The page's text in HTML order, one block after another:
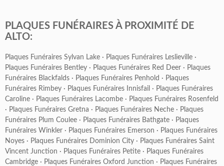
PLAQUES FUNÉRAIRES À PROXIMITÉ DE
ALTO:
Plaques Funéraires Sylvan Lake · Plaques Funéraires Leslieville ·
Plaques Funéraires Bentley · Plaques Funéraires Red Deer · Plaques
Funéraires Blackfalds · Plaques Funéraires Penhold · Plaques
Funéraires Rimbey · Plaques Funéraires Innisfail · Plaques Funéraires
Caroline · Plaques Funéraires Lacombe · Plaques Funéraires Rosenfeld
· Plaques Funéraires Gretna · Plaques Funéraires Neche · Plaques
Funéraires Plum Coulee · Plaques Funéraires Bathgate · Plaques
Funéraires Winkler · Plaques Funéraires Emerson · Plaques Funéraires
Noyes · Plaques Funéraires Dominion City · Plaques Funéraires Saint
Vincent Junction · Plaques Funéraires Petite · Plaques Funéraires
Cambridge · Plaques Funéraires Oxford Junction · Plaques Funéraires